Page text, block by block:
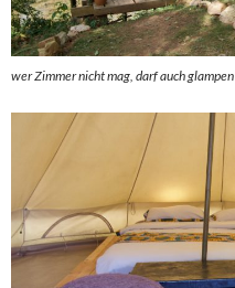
wer Zimmer nicht mag, darf auch glampen